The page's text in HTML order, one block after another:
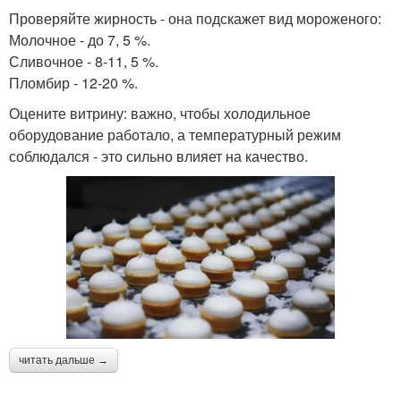
Проверяйте жирность - она подскажет вид мороженого:
Молочное - до 7, 5 %.
Сливочное - 8-11, 5 %.
Пломбир - 12-20 %.
Оцените витрину: важно, чтобы холодильное
оборудование работало, а температурный режим
соблюдался - это сильно влияет на качество.
читать дальше →